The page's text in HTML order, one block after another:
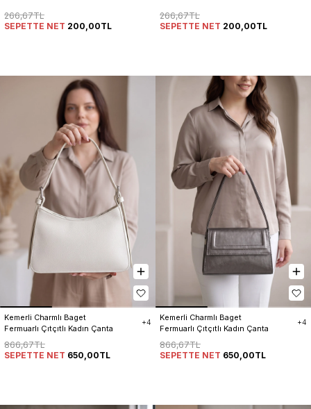
266,67TL
SEPETTE NET 200,00TL
266,67TL
SEPETTE NET 200,00TL
Kemerli Charmlı Baget
Fermuarlı Çıtçıtlı Kadın Çanta
+4
866,67TL
SEPETTE NET 650,00TL
Kemerli Charmlı Baget
Fermuarlı Çıtçıtlı Kadın Çanta
+4
866,67TL
SEPETTE NET 650,00TL